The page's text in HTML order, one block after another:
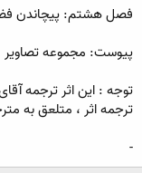
فصل هشتم: پیچاندن
پیوست: مجموعه تصاویر
توجه : این اثر ترجمه
ترجمه اثر ، متلعق به
-